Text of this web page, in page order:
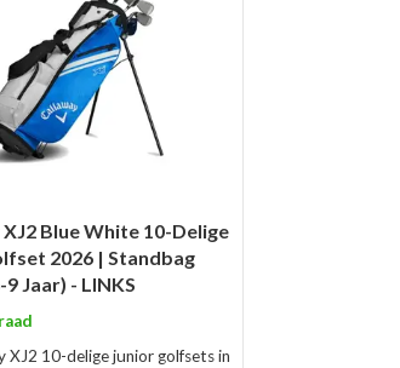
Blue White 10-Delige
2026 | Standbag
Jaar) - LINKS
XJ2 10-delige junior golfsets in